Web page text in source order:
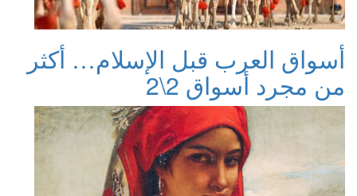
أسواق العرب قبل الإسلام… أكثر
من مجرد أسواق 2\2